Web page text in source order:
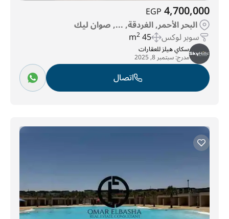
4,700,000
EGP
البحر الأحمر, الغردقة, ..., صوان ليك
سوبر لوكس 45 m
2
سكاي هيلز للعقارات
مدرج:سبتمبر 8, 2025
اتصال